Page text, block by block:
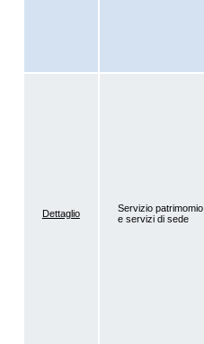
Dettaglio
Servizio patrimomio
e servizi di sede